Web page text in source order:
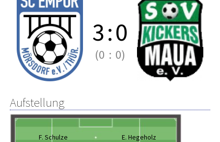
3:0
(0 : 0)
Aufstellung
F. Schulze
E. Hegeholz